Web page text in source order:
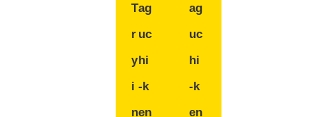
T
r
y
i
n
ag
uc
hi
-k
en
ag
uc
hi
-k
en